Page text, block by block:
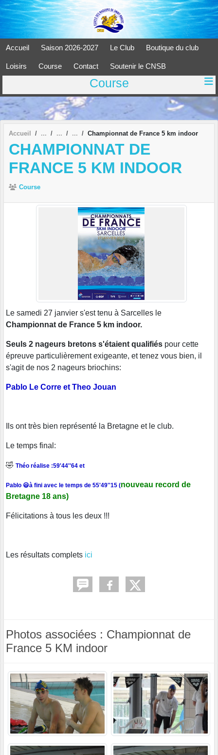
Accueil Saison 2026-2027 Le Club Boutique du club
Loisirs Course Contact Soutenir le CNSB
Course
Accueil Championnat de France 5 km indoor
CHAMPIONNAT DE
FRANCE 5 KM INDOOR
Course
Le samedi 27 janvier s'est tenu à Sarcelles le
Championnat de France 5 km indoor.
Seuls 2 nageurs bretons s'étaient qualifiés pour cette
épreuve particulièrement exigeante, et tenez vous bien, il
s'agit de nos 2 nageurs briochins:
Pablo Le Corre et Theo Jouan
Ils ont très bien représenté la Bretagne et le club.
Le temps final:
🤣 Théo réalise :59'44''64 et
Pablo 😃à fini avec le temps de 55'49''15 (nouveau record de
Bretagne 18 ans)
Félicitations à tous les deux !!!
Les résultats complets ici
Photos associées : Championnat de
France 5 KM indoor
Panneau de gestion des cookies